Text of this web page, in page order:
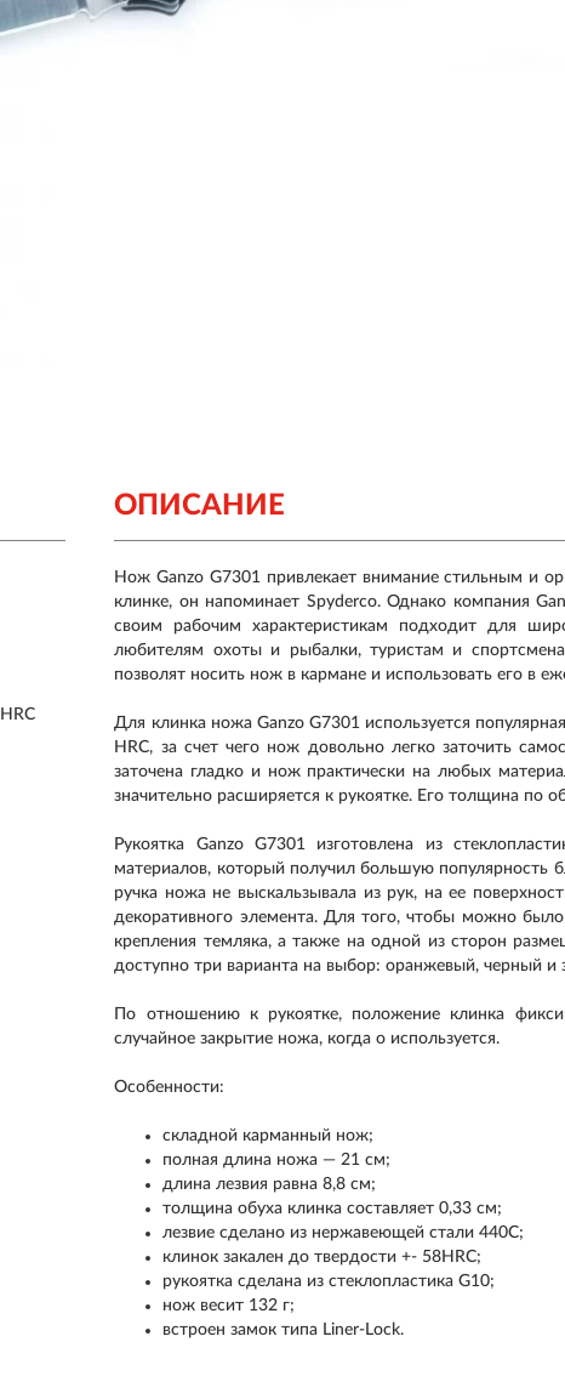
ОПИСАНИЕ
Нож Ganzo G7301 привлекает внимание стильным и
клинке, он напоминает Spyderco. Однако компания
своим рабочим характеристикам подходит для
любителям охоты и рыбалки, туристам и
позволят носить нож в кармане и использовать его в
Для клинка ножа Ganzo G7301 используется
HRC, за счет чего нож довольно легко заточить
заточена гладко и нож практически на любых
значительно расширяется к рукоятке. Его толщина по
Рукоятка Ganzo G7301 изготовлена из
материалов, который получил большую популярность
ручка ножа не выскальзывала из рук, на ее
декоративного элемента. Для того, чтобы можно
крепления темляка, а также на одной из сторон
доступно три варианта на выбор: оранжевый, черный и
По отношению к рукоятке, положение клинка
случайное закрытие ножа, когда о используется.
Особенности:
складной карманный нож;
полная длина ножа — 21 см;
длина лезвия равна 8,8 см;
толщина обуха клинка составляет 0,33 см;
лезвие сделано из нержавеющей стали 440С;
клинок закален до твердости +- 58HRC;
рукоятка сделана из стеклопластика G10;
нож весит 132 г;
встроен замок типа Liner-Lock.